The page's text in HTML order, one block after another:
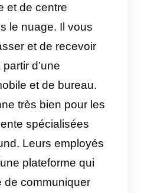
et de positionner
services sur le
LinkedIn est un
complet pour les
Il vous permet de
et de communiquer
grande facilité et en